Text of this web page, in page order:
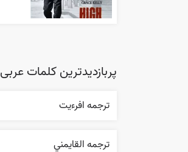
پربازدیدترین کلمات عربی
ترجمه افرءيت
ترجمه القایمني